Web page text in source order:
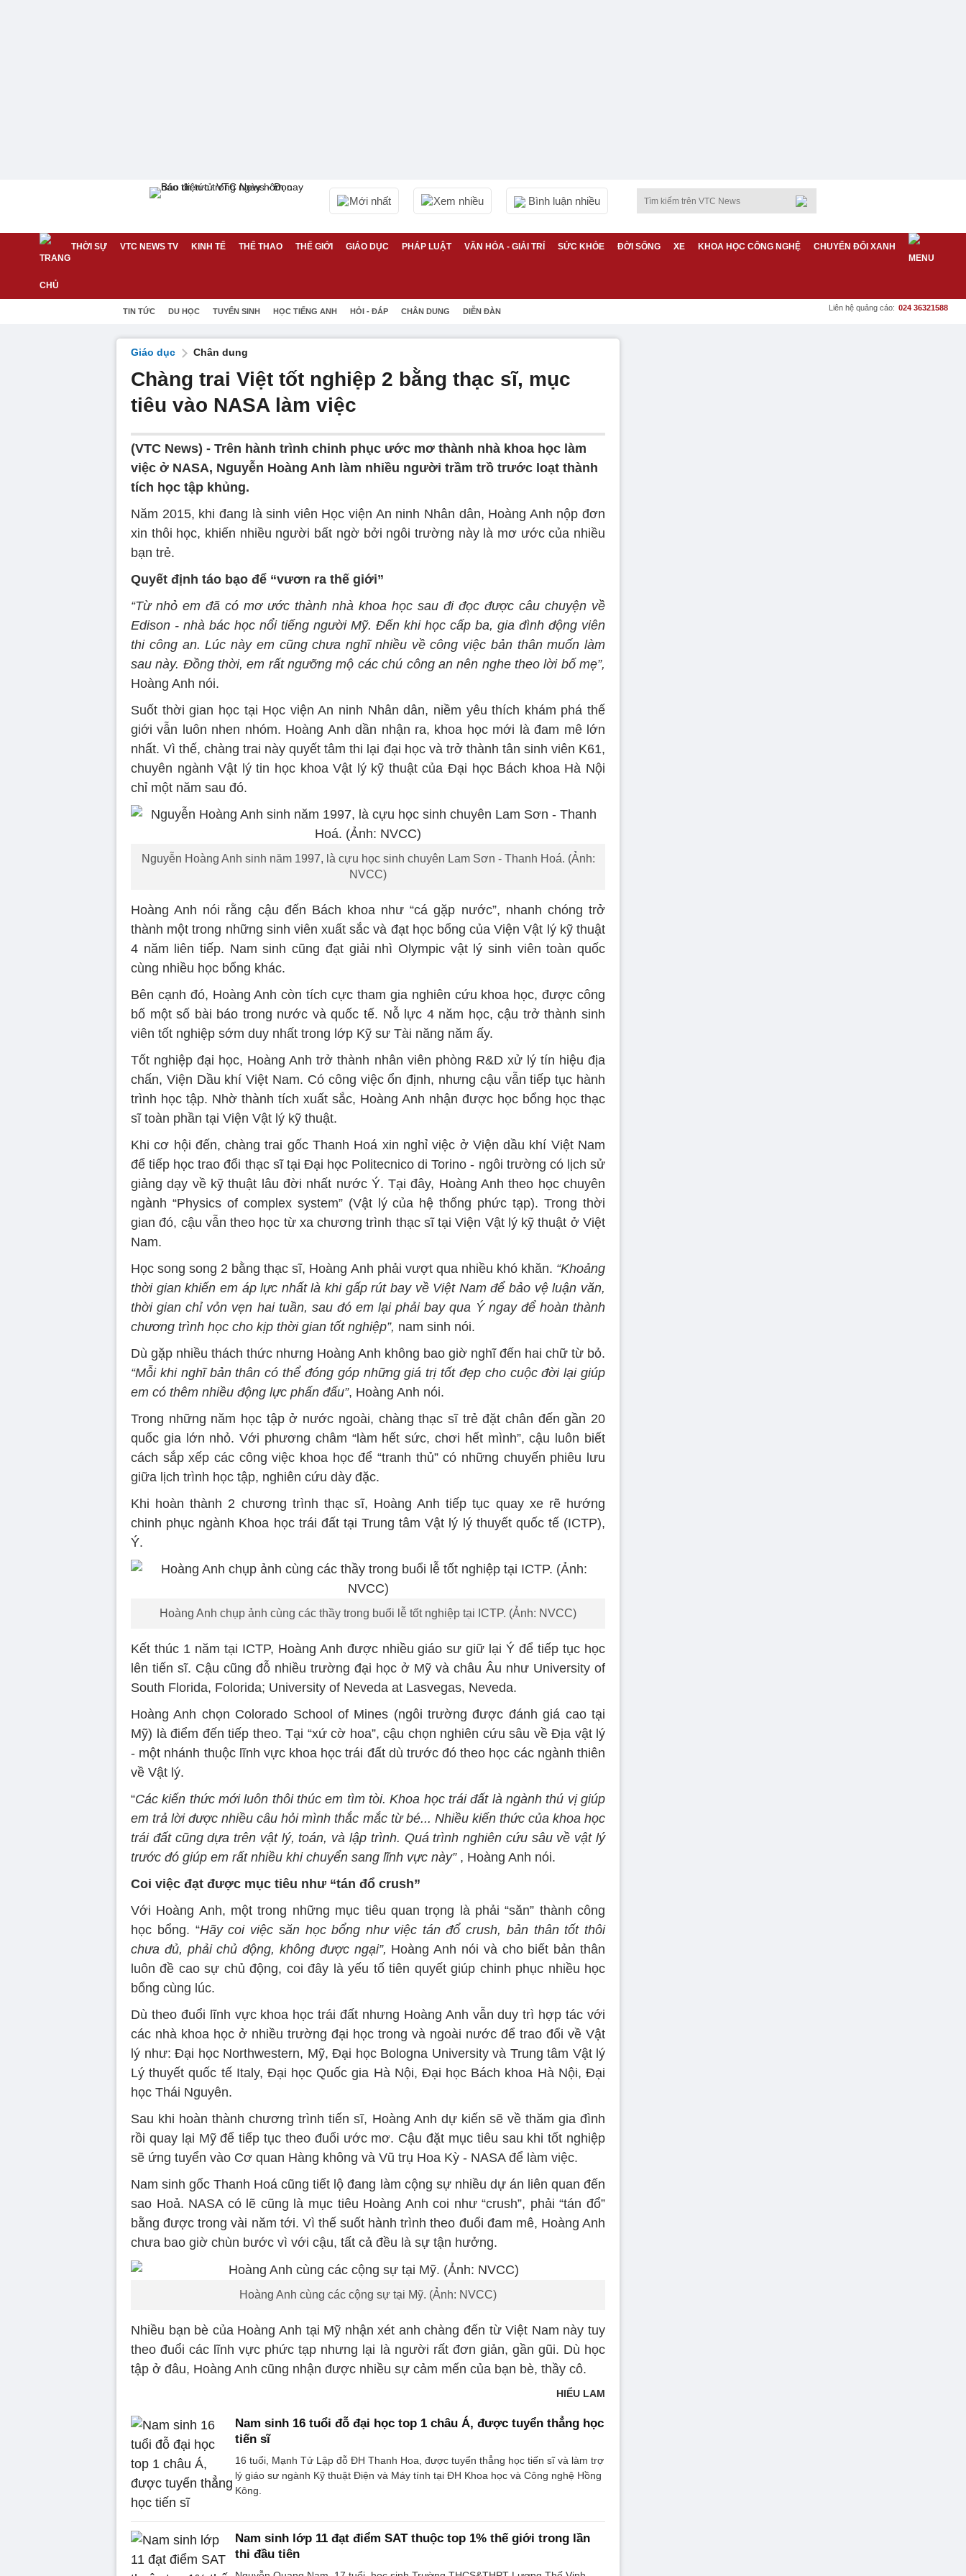
Mới nhất Xem nhiều Bình luận nhiều
THỜI SỰ VTC NEWS TV KINH TẾ THỂ THAO THẾ GIỚI GIÁO DỤC PHÁP LUẬT VĂN HÓA - GIẢI TRÍ SỨC KHỎE ĐỜI SỐNG XE KHOA HỌC CÔNG NGHỆ CHUYỂN ĐỔI XANH
TIN TỨC DU HỌC TUYỂN SINH HỌC TIẾNG ANH HỎI - ĐÁP CHÂN DUNG DIỄN ĐÀN Liên hệ quảng cáo: 024 36321588
Giáo dục Chân dung
Chàng trai Việt tốt nghiệp 2 bằng thạc sĩ, mục
tiêu vào NASA làm việc
(VTC News) - Trên hành trình chinh phục ước mơ thành nhà khoa học làm
việc ở NASA, Nguyễn Hoàng Anh làm nhiều người trầm trồ trước loạt thành
tích học tập khủng.
Năm 2015, khi đang là sinh viên Học viện An ninh Nhân dân, Hoàng Anh nộp đơn
xin thôi học, khiến nhiều người bất ngờ bởi ngôi trường này là mơ ước của nhiều
bạn trẻ.
Quyết định táo bạo để “vươn ra thế giới”
“Từ nhỏ em đã có mơ ước thành nhà khoa học sau đi đọc được câu chuyện về
Edison - nhà bác học nổi tiếng người Mỹ. Đến khi học cấp ba, gia đình động viên
thi công an. Lúc này em cũng chưa nghĩ nhiều về công việc bản thân muốn làm
sau này. Đồng thời, em rất ngưỡng mộ các chú công an nên nghe theo lời bố mẹ”,
Hoàng Anh nói.
Suốt thời gian học tại Học viện An ninh Nhân dân, niềm yêu thích khám phá thế
giới vẫn luôn nhen nhóm. Hoàng Anh dần nhận ra, khoa học mới là đam mê lớn
nhất. Vì thế, chàng trai này quyết tâm thi lại đại học và trở thành tân sinh viên K61,
chuyên ngành Vật lý tin học khoa Vật lý kỹ thuật của Đại học Bách khoa Hà Nội
chỉ một năm sau đó.
Nguyễn Hoàng Anh sinh năm 1997, là cựu học sinh chuyên Lam Sơn - Thanh Hoá. (Ảnh:
NVCC)
Hoàng Anh nói rằng cậu đến Bách khoa như “cá gặp nước”, nhanh chóng trở
thành một trong những sinh viên xuất sắc và đạt học bổng của Viện Vật lý kỹ thuật
4 năm liên tiếp. Nam sinh cũng đạt giải nhì Olympic vật lý sinh viên toàn quốc
cùng nhiều học bổng khác.
Bên cạnh đó, Hoàng Anh còn tích cực tham gia nghiên cứu khoa học, được công
bố một số bài báo trong nước và quốc tế. Nỗ lực 4 năm học, cậu trở thành sinh
viên tốt nghiệp sớm duy nhất trong lớp Kỹ sư Tài năng năm ấy.
Tốt nghiệp đại học, Hoàng Anh trở thành nhân viên phòng R&D xử lý tín hiệu địa
chấn, Viện Dầu khí Việt Nam. Có công việc ổn định, nhưng cậu vẫn tiếp tục hành
trình học tập. Nhờ thành tích xuất sắc, Hoàng Anh nhận được học bổng học thạc
sĩ toàn phần tại Viện Vật lý kỹ thuật.
Khi cơ hội đến, chàng trai gốc Thanh Hoá xin nghỉ việc ở Viện dầu khí Việt Nam
để tiếp học trao đổi thạc sĩ tại Đại học Politecnico di Torino - ngôi trường có lịch sử
giảng dạy về kỹ thuật lâu đời nhất nước Ý. Tại đây, Hoàng Anh theo học chuyên
ngành “Physics of complex system” (Vật lý của hệ thống phức tạp). Trong thời
gian đó, cậu vẫn theo học từ xa chương trình thạc sĩ tại Viện Vật lý kỹ thuật ở Việt
Nam.
Học song song 2 bằng thạc sĩ, Hoàng Anh phải vượt qua nhiều khó khăn. “Khoảng
thời gian khiến em áp lực nhất là khi gấp rút bay về Việt Nam để bảo vệ luận văn,
thời gian chỉ vỏn vẹn hai tuần, sau đó em lại phải bay qua Ý ngay để hoàn thành
chương trình học cho kịp thời gian tốt nghiệp”, nam sinh nói.
Dù gặp nhiều thách thức nhưng Hoàng Anh không bao giờ nghĩ đến hai chữ từ bỏ.
“Mỗi khi nghĩ bản thân có thể đóng góp những giá trị tốt đẹp cho cuộc đời lại giúp
em có thêm nhiều động lực phấn đấu”, Hoàng Anh nói.
Trong những năm học tập ở nước ngoài, chàng thạc sĩ trẻ đặt chân đến gần 20
quốc gia lớn nhỏ. Với phương châm “làm hết sức, chơi hết mình”, cậu luôn biết
cách sắp xếp các công việc khoa học để “tranh thủ” có những chuyến phiêu lưu
giữa lịch trình học tập, nghiên cứu dày đặc.
Khi hoàn thành 2 chương trình thạc sĩ, Hoàng Anh tiếp tục quay xe rẽ hướng
chinh phục ngành Khoa học trái đất tại Trung tâm Vật lý lý thuyết quốc tế (ICTP),
Ý.
Hoàng Anh chụp ảnh cùng các thầy trong buổi lễ tốt nghiệp tại ICTP. (Ảnh: NVCC)
Kết thúc 1 năm tại ICTP, Hoàng Anh được nhiều giáo sư giữ lại Ý để tiếp tục học
lên tiến sĩ. Cậu cũng đỗ nhiều trường đại học ở Mỹ và châu Âu như University of
South Florida, Folorida; University of Neveda at Lasvegas, Neveda.
Hoàng Anh chọn Colorado School of Mines (ngôi trường được đánh giá cao tại
Mỹ) là điểm đến tiếp theo. Tại “xứ cờ hoa”, cậu chọn nghiên cứu sâu về Địa vật lý
- một nhánh thuộc lĩnh vực khoa học trái đất dù trước đó theo học các ngành thiên
về Vật lý.
“Các kiến thức mới luôn thôi thúc em tìm tòi. Khoa học trái đất là ngành thú vị giúp
em trả lời được nhiều câu hỏi mình thắc mắc từ bé... Nhiều kiến thức của khoa học
trái đất cũng dựa trên vật lý, toán, và lập trình. Quá trình nghiên cứu sâu về vật lý
trước đó giúp em rất nhiều khi chuyển sang lĩnh vực này”, Hoàng Anh nói.
Coi việc đạt được mục tiêu như “tán đổ crush”
Với Hoàng Anh, một trong những mục tiêu quan trọng là phải “săn” thành công
học bổng. “Hãy coi việc săn học bổng như việc tán đổ crush, bản thân tốt thôi
chưa đủ, phải chủ động, không được ngại”, Hoàng Anh nói và cho biết bản thân
luôn đề cao sự chủ động, coi đây là yếu tố tiên quyết giúp chinh phục nhiều học
bổng cùng lúc.
Dù theo đuổi lĩnh vực khoa học trái đất nhưng Hoàng Anh vẫn duy trì hợp tác với
các nhà khoa học ở nhiều trường đại học trong và ngoài nước để trao đổi về Vật
lý như: Đại học Northwestern, Mỹ, Đại học Bologna University và Trung tâm Vật lý
Lý thuyết quốc tế Italy, Đại học Quốc gia Hà Nội, Đại học Bách khoa Hà Nội, Đại
học Thái Nguyên.
Sau khi hoàn thành chương trình tiến sĩ, Hoàng Anh dự kiến sẽ về thăm gia đình
rồi quay lại Mỹ để tiếp tục theo đuổi ước mơ. Cậu đặt mục tiêu sau khi tốt nghiệp
sẽ ứng tuyển vào Cơ quan Hàng không và Vũ trụ Hoa Kỳ - NASA để làm việc.
Nam sinh gốc Thanh Hoá cũng tiết lộ đang làm cộng sự nhiều dự án liên quan đến
sao Hoả. NASA có lẽ cũng là mục tiêu Hoàng Anh coi như “crush”, phải “tán đổ”
bằng được trong vài năm tới. Vì thế suốt hành trình theo đuổi đam mê, Hoàng Anh
chưa bao giờ chùn bước vì với cậu, tất cả đều là sự tận hưởng.
Hoàng Anh cùng các cộng sự tại Mỹ. (Ảnh: NVCC)
Nhiều bạn bè của Hoàng Anh tại Mỹ nhận xét anh chàng đến từ Việt Nam này tuy
theo đuổi các lĩnh vực phức tạp nhưng lại là người rất đơn giản, gần gũi. Dù học
tập ở đâu, Hoàng Anh cũng nhận được nhiều sự cảm mến của bạn bè, thầy cô.
HIỂU LAM
Nam sinh 16 tuổi đỗ đại học top 1 châu Á, được tuyển thẳng học
tiến sĩ
16 tuổi, Mạnh Tử Lập đỗ ĐH Thanh Hoa, được tuyển thẳng học tiến sĩ và làm trợ
lý giáo sư ngành Kỹ thuật Điện và Máy tính tại ĐH Khoa học và Công nghệ Hồng
Kông.
Nam sinh lớp 11 đạt điểm SAT thuộc top 1% thế giới trong lần
thi đầu tiên